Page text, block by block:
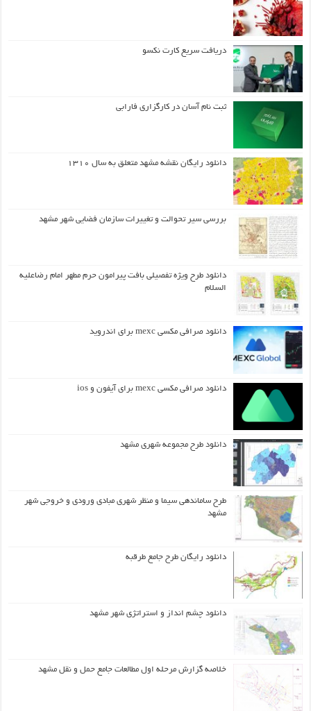
دریافت سریع کارت نکسو
ثبت نام آسان در کارگزاری فارابی
دانلود رایگان نقشه مشهد متعلق به سال ۱۳۱۰
بررسی سیر تحوالت و تغییرات سازمان فضایی شهر مشهد
دانلود طرح ويژه تفصيلي بافت پيرامون حرم مطهر امام رضاعليه
السلام
دانلود صرافی مکسی mexc برای اندروید
دانلود صرافی مکسی mexc برای آیفون و ios
دانلود طرح مجموعه شهری مشهد
طرح ساماندهی سیما و منظر شهری مبادی ورودی و خروجی شهر
مشهد
دانلود رایگان طرح جامع طرقبه
دانلود چشم انداز و استراتژی شهر مشهد
خلاصه گزارش مرحله اول مطالعات جامع حمل و نقل مشهد